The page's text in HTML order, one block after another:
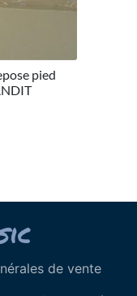
pied
de vente